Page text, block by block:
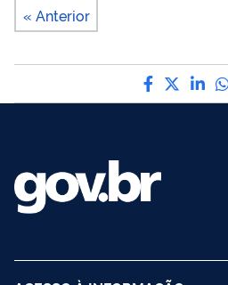
« Anterior